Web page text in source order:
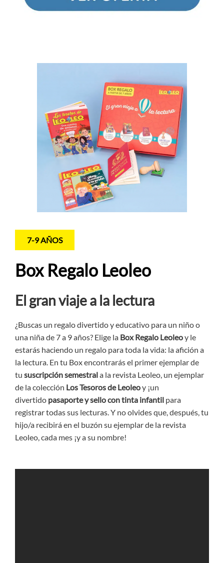
7-9 AÑOS
Box Regalo Leoleo
El gran viaje a la lectura
¿Buscas un regalo divertido y educativo para un niño o
una niña de 7 a 9 años? Elige la Box Regalo Leoleoy le
estarás haciendo un regalo para toda la vida: la afición a
la lectura. En tu Box encontrarás el primer ejemplar de
tu suscripción semestrala la revista Leoleo, un ejemplar
de la colección Los Tesoros de Leoleoy ¡un
divertido pasaporte y sellocon tinta infantil para
registrar todas sus lecturas. Y no olvides que, después, tu
hijo/a recibirá en el buzón su ejemplar de la revista
Leoleo, cada mes ¡y a su nombre!